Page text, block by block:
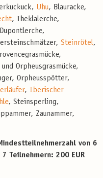
Uhu, Blauracke,
, Theklalerche,
Steinrötel,
Orpheusgrasmücke,
Orpheusspötter,
, Iberischer
, Steinsperling,
Zaunammer,
von 6
Teilnehmern: 200 EUR